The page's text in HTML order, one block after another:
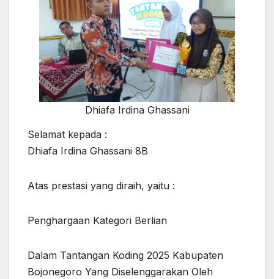
Dhiafa Irdina Ghassani
Selamat kepada :
Dhiafa Irdina Ghassani 8B
Atas prestasi yang diraih, yaitu :
Penghargaan Kategori Berlian
Dalam Tantangan Koding 2025 Kabupaten
Bojonegoro Yang Diselenggarakan Oleh